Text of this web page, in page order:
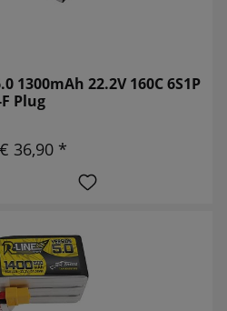
1300mAh 22.2V 160C 6S1P
Plug
€ 36,90 *